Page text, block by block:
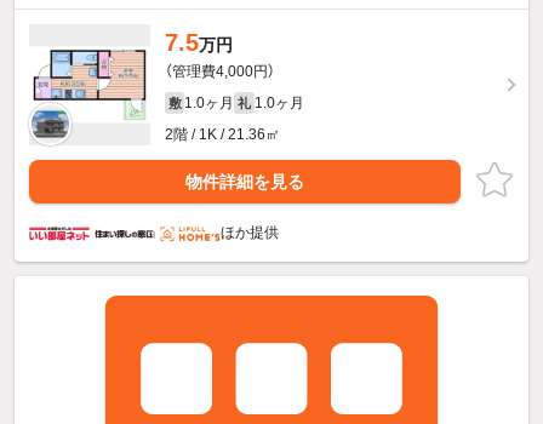
7.5万円
（管理費4,000円）
敷 1.0ヶ月 礼 1.0ヶ月
2階 / 1K / 21.36㎡
物件詳細を見る
ほか提供